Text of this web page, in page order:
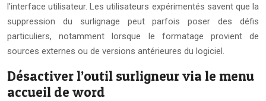
l’interface utilisateur. Les utilisateurs expérimentés savent que la
suppression du surlignage peut parfois poser des défis
particuliers, notamment lorsque le formatage provient de
sources externes ou de versions antérieures du logiciel.
Désactiver l’outil surligneur via le menu
accueil de word